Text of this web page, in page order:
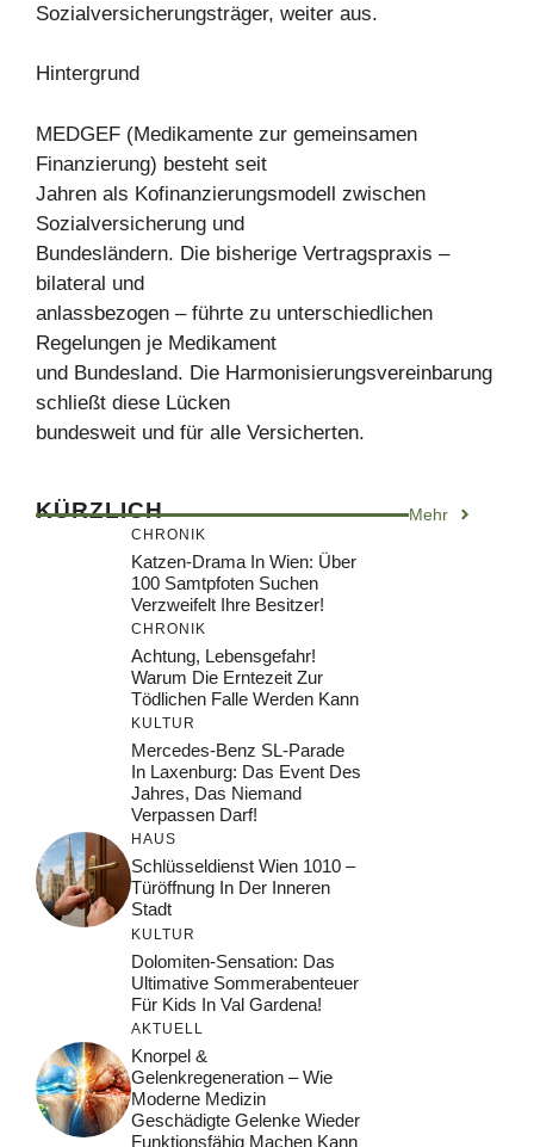
Sozialversicherungsträger, weiter aus.
Hintergrund
MEDGEF (Medikamente zur gemeinsamen
Finanzierung) besteht seit
Jahren als Kofinanzierungsmodell zwischen
Sozialversicherung und
Bundesländern. Die bisherige Vertragspraxis –
bilateral und
anlassbezogen – führte zu unterschiedlichen
Regelungen je Medikament
und Bundesland. Die Harmonisierungsvereinbarung
schließt diese Lücken
bundesweit und für alle Versicherten.
KÜRZLICH Mehr
CHRONIK
Katzen-Drama In Wien: Über
100 Samtpfoten Suchen
Verzweifelt Ihre Besitzer!
CHRONIK
Achtung, Lebensgefahr!
Warum Die Erntezeit Zur
Tödlichen Falle Werden Kann
KULTUR
Mercedes-Benz SL-Parade
In Laxenburg: Das Event Des
Jahres, Das Niemand
Verpassen Darf!
HAUS
Schlüsseldienst Wien 1010 –
Türöffnung In Der Inneren
Stadt
KULTUR
Dolomiten-Sensation: Das
Ultimative Sommerabenteuer
Für Kids In Val Gardena!
AKTUELL
Knorpel &
Gelenkregeneration – Wie
Moderne Medizin
Geschädigte Gelenke Wieder
Funktionsfähig Machen Kann